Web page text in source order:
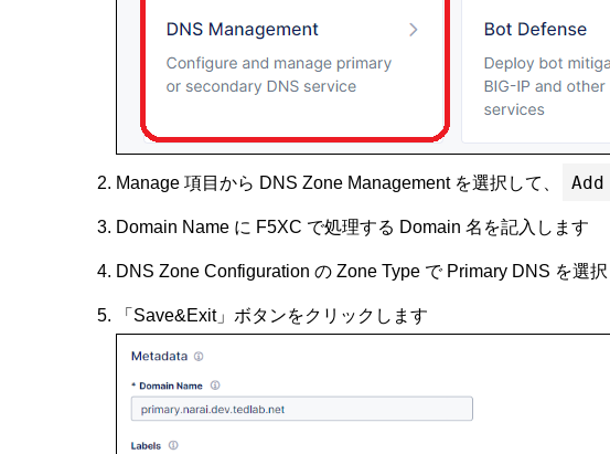
Manage 項目から DNS Zone Management を選択して、
Domain Name に F5XC で処理する Domain 名を記入します
DNS Zone Configuration の Zone Type で Primary DNS を選
「Save&Exit」ボタンをクリックします